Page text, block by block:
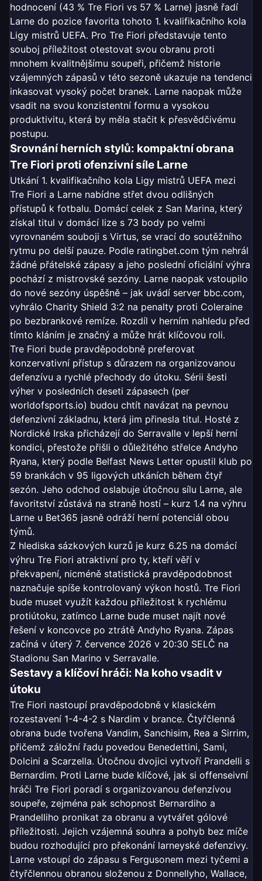
hodnocení (43 % Tre Fiori vs 57 % Larne) jasně řadí
Larne do pozice favorita tohoto 1. kvalifikačního kola
Ligy mistrů UEFA. Pro Tre Fiori představuje tento
souboj příležitost otestovat svou obranu proti
mnohem kvalitnějšímu soupeři, přičemž historie
vzájemných zápasů v této sezoně ukazuje na tendenci
inkasovat vysoký počet branek. Larne naopak může
vsadit na svou konzistentní formu a vysokou
produktivitu, která by měla stačit k přesvědčivému
postupu.
Srovnání herních stylů: kompaktní obrana
Tre Fiori proti ofenzivní síle Larne
Utkání 1. kvalifikačního kola Ligy mistrů UEFA mezi
Tre Fiori a Larne nabídne střet dvou odlišných
přístupů k fotbalu. Domácí celek z San Marina, který
získal titul v domácí lize s 73 body po velmi
vyrovnaném souboji s Virtus, se vrací do soutěžního
rytmu po delší pauze. Podle ratingbet.com tým nehrál
žádné přátelské zápasy a jeho poslední oficiální výhra
pochází z mistrovské sezóny. Larne naopak vstoupilo
do nové sezóny úspěšně – jak uvádí server bbc.com,
vyhrálo Charity Shield 3:2 na penalty proti Coleraine
po bezbrankové remíze. Rozdíl v herním nahledu před
tímto kláním je značný a může hrát klíčovou roli.
Tre Fiori bude pravděpodobně preferovat
konzervativní přístup s důrazem na organizovanou
defenzívu a rychlé přechody do útoku. Sérii šesti
výher v posledních deseti zápasech (per
worldofsports.io) budou chtít navázat na pevnou
defenzivní základnu, která jim přinesla titul. Hosté z
Nordické Irska přicházejí do Serravalle v lepší herní
kondici, přestože přišli o důležitého střelce Andyho
Ryana, který podle Belfast News Letter opustil klub po
59 brankách v 95 ligových utkáních během čtyř
sezón. Jeho odchod oslabuje útočnou sílu Larne, ale
favoritství zůstává na straně hostí – kurz 1.4 na výhru
Larne u Bet365 jasně odráží herní potenciál obou
týmů.
Z hlediska sázkových kurzů je kurz 6.25 na domácí
výhru Tre Fiori atraktivní pro ty, kteří věří v
překvapení, nicméně statistická pravděpodobnost
naznačuje spíše kontrolovaný výkon hostů. Tre Fiori
bude muset využít každou příležitost k rychlému
protiútoku, zatímco Larne bude muset najít nové
řešení v koncovce po ztrátě Andyho Ryana. Zápas
začíná v úterý 7. července 2026 v 20:30 SELČ na
Stadionu San Marino v Serravalle.
Sestavy a klíčoví hráči: Na koho vsadit v
útoku
Tre Fiori nastoupí pravděpodobně v klasickém
rozestavení 1-4-4-2 s Nardim v brance. Čtyřčlenná
obrana bude tvořena Vandim, Sanchisim, Rea a Sirrim,
přičemž záložní řadu povedou Benedettini, Sami,
Dolcini a Scarzella. Útočnou dvojici vytvoří Prandelli s
Bernardim. Proti Larne bude klíčové, jak si offenseivní
hráči Tre Fiori poradí s organizovanou defenzívou
soupeře, zejména pak schopnost Bernardiho a
Prandelliho pronikat za obranu a vytvářet gólové
příležitosti. Jejich vzájemná souhra a pohyb bez míče
budou rozhodující pro překonání larneyské defenzivy.
Larne vstoupí do zápasu s Fergusonem mezi tyčemi a
čtyřčlennou obranou složenou z Donnellyho, Wallace,